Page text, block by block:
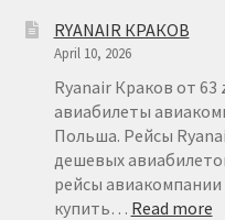
RYANAIR КРАКОВ
April 10, 2026
Ryanair Краков от
авиабилеты
Польша. Рейсы
дешевых
рейсы
купить… Read more: